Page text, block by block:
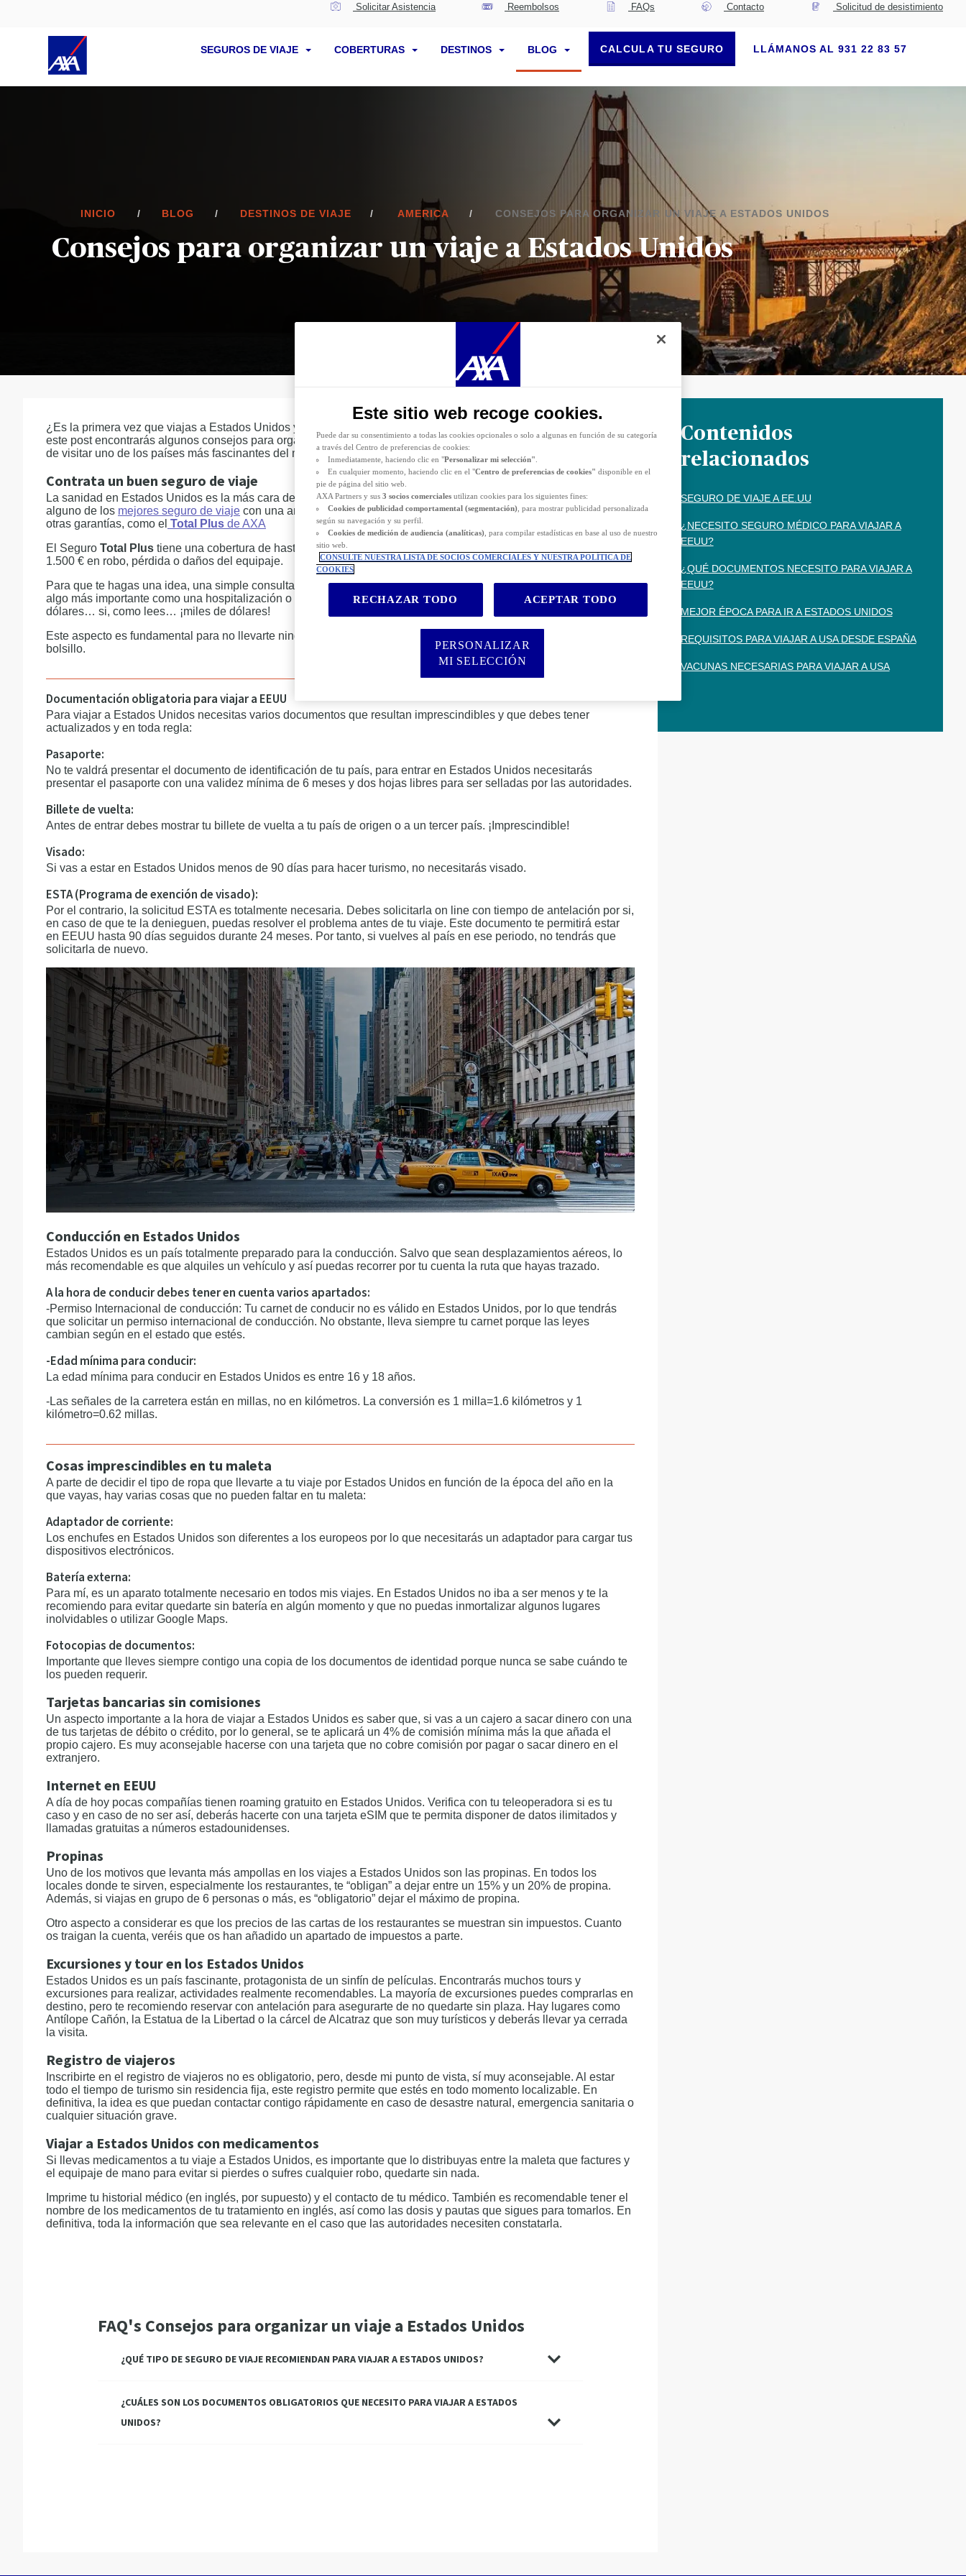
Solicitar Asistencia Reembolsos FAQs Contacto Solicitud de desistimiento
SEGUROS DE VIAJE COBERTURAS DESTINOS BLOG CALCULA TU SEGURO LLÁMANOS AL 931 22 83 57
INICIO BLOG DESTINOS DE VIAJE AMERICA CONSEJOS PARA ORGANIZAR UN VIAJE A ESTADOS UNIDOS
Consejos para organizar un viaje a Estados Unidos
¿Es la primera vez que viajas a Estados Unidos y no tienes claro qué necesitas? No te preocupes que a lo largo de
este post encontrarás algunos consejos para organizar tu viaje a EEUU y puedas cumplir a la perfección el sueño
de visitar uno de los países más fascinantes del mundo.
Contrata un buen seguro de viaje
La sanidad en Estados Unidos es la más cara del planeta, por lo que lo primero que debes hacer es contratar
alguno de los mejores seguro de viaje con una amplia cobertura médica, repatriación y traslado sanitario, entre
otras garantías, como el Total Plus de AXA
El Seguro Total Plus tiene una cobertura de hasta 5.000.000 € en gastos médicos, regreso anticipado y hasta
1.500 € en robo, pérdida o daños del equipaje.
Para que te hagas una idea, una simple consulta médica en EEUU puede costarte entre 300 y 500 dólares. Si es
algo más importante como una hospitalización o una fractura de hueso, podemos estar hablando de varios miles de
dólares… si, como lees… ¡miles de dólares!
Este aspecto es fundamental para no llevarte ninguna sorpresa desagradable que te vaya a arruinar el viaje y tu
bolsillo.
Documentación obligatoria para viajar a EEUU
Para viajar a Estados Unidos necesitas varios documentos que resultan imprescindibles y que debes tener
actualizados y en toda regla:
Pasaporte:
No te valdrá presentar el documento de identificación de tu país, para entrar en Estados Unidos necesitarás
presentar el pasaporte con una validez mínima de 6 meses y dos hojas libres para ser selladas por las autoridades.
Billete de vuelta:
Antes de entrar debes mostrar tu billete de vuelta a tu país de origen o a un tercer país. ¡Imprescindible!
Visado:
Si vas a estar en Estados Unidos menos de 90 días para hacer turismo, no necesitarás visado.
ESTA (Programa de exención de visado):
Por el contrario, la solicitud ESTA es totalmente necesaria. Debes solicitarla on line con tiempo de antelación por si,
en caso de que te la denieguen, puedas resolver el problema antes de tu viaje. Este documento te permitirá estar
en EEUU hasta 90 días seguidos durante 24 meses. Por tanto, si vuelves al país en ese periodo, no tendrás que
solicitarla de nuevo.
Conducción en Estados Unidos
Estados Unidos es un país totalmente preparado para la conducción. Salvo que sean desplazamientos aéreos, lo
más recomendable es que alquiles un vehículo y así puedas recorrer por tu cuenta la ruta que hayas trazado.
A la hora de conducir debes tener en cuenta varios apartados:
-Permiso Internacional de conducción: Tu carnet de conducir no es válido en Estados Unidos, por lo que tendrás
que solicitar un permiso internacional de conducción. No obstante, lleva siempre tu carnet porque las leyes
cambian según en el estado que estés.
-Edad mínima para conducir:
La edad mínima para conducir en Estados Unidos es entre 16 y 18 años.
-Las señales de la carretera están en millas, no en kilómetros. La conversión es 1 milla=1.6 kilómetros y 1
kilómetro=0.62 millas.
Cosas imprescindibles en tu maleta
A parte de decidir el tipo de ropa que llevarte a tu viaje por Estados Unidos en función de la época del año en la
que vayas, hay varias cosas que no pueden faltar en tu maleta:
Adaptador de corriente:
Los enchufes en Estados Unidos son diferentes a los europeos por lo que necesitarás un adaptador para cargar tus
dispositivos electrónicos.
Batería externa:
Para mí, es un aparato totalmente necesario en todos mis viajes. En Estados Unidos no iba a ser menos y te la
recomiendo para evitar quedarte sin batería en algún momento y que no puedas inmortalizar algunos lugares
inolvidables o utilizar Google Maps.
Fotocopias de documentos:
Importante que lleves siempre contigo una copia de los documentos de identidad porque nunca se sabe cuándo te
los pueden requerir.
Tarjetas bancarias sin comisiones
Un aspecto importante a la hora de viajar a Estados Unidos es saber que, si vas a un cajero a sacar dinero con una
de tus tarjetas de débito o crédito, por lo general, se te aplicará un 4% de comisión mínima más la que añada el
propio cajero. Es muy aconsejable hacerse con una tarjeta que no cobre comisión por pagar o sacar dinero en el
extranjero.
Internet en EEUU
A día de hoy pocas compañías tienen roaming gratuito en Estados Unidos. Verifica con tu teleoperadora si es tu
caso y en caso de no ser así, deberás hacerte con una tarjeta eSIM que te permita disponer de datos ilimitados y
llamadas gratuitas a números estadounidenses.
Propinas
Uno de los motivos que levanta más ampollas en los viajes a Estados Unidos son las propinas. En todos los
locales donde te sirven, especialmente los restaurantes, te “obligan” a dejar entre un 15% y un 20% de propina.
Además, si viajas en grupo de 6 personas o más, es “obligatorio” dejar el máximo de propina.
Otro aspecto a considerar es que los precios de las cartas de los restaurantes se muestran sin impuestos. Cuanto
os traigan la cuenta, veréis que os han añadido un apartado de impuestos a parte.
Excursiones y tour en los Estados Unidos
Estados Unidos es un país fascinante, protagonista de un sinfín de películas. Encontrarás muchos tours y
excursiones para realizar, actividades realmente recomendables. La mayoría de excursiones puedes comprarlas en
destino, pero te recomiendo reservar con antelación para asegurarte de no quedarte sin plaza. Hay lugares como
Antílope Cañón, la Estatua de la Libertad o la cárcel de Alcatraz que son muy turísticos y deberás llevar ya cerrada
la visita.
Registro de viajeros
Inscribirte en el registro de viajeros no es obligatorio, pero, desde mi punto de vista, sí muy aconsejable. Al estar
todo el tiempo de turismo sin residencia fija, este registro permite que estés en todo momento localizable. En
definitiva, la idea es que puedan contactar contigo rápidamente en caso de desastre natural, emergencia sanitaria o
cualquier situación grave.
Viajar a Estados Unidos con medicamentos
Si llevas medicamentos a tu viaje a Estados Unidos, es importante que lo distribuyas entre la maleta que factures y
el equipaje de mano para evitar si pierdes o sufres cualquier robo, quedarte sin nada.
Imprime tu historial médico (en inglés, por supuesto) y el contacto de tu médico. También es recomendable tener el
nombre de los medicamentos de tu tratamiento en inglés, así como las dosis y pautas que sigues para tomarlos. En
definitiva, toda la información que sea relevante en el caso que las autoridades necesiten constatarla.
FAQ's Consejos para organizar un viaje a Estados Unidos
¿QUÉ TIPO DE SEGURO DE VIAJE RECOMIENDAN PARA VIAJAR A ESTADOS UNIDOS?
¿CUÁLES SON LOS DOCUMENTOS OBLIGATORIOS QUE NECESITO PARA VIAJAR A ESTADOS
UNIDOS?
Contenidos
relacionados
SEGURO DE VIAJE A EE.UU
¿NECESITO SEGURO MÉDICO PARA VIAJAR A
EEUU?
¿QUÉ DOCUMENTOS NECESITO PARA VIAJAR A
EEUU?
MEJOR ÉPOCA PARA IR A ESTADOS UNIDOS
REQUISITOS PARA VIAJAR A USA DESDE ESPAÑA
VACUNAS NECESARIAS PARA VIAJAR A USA
Este sitio web recoge cookies.
cookies funcionales y técnicas
necesarias). También puede consentir el depósito de cookies opcionales, ya sea por parte de AXA
Partners o de terceros proveedores, para los fines descritos a continuación.
(estrictamente necesarias) se eliminan durante la navegación por el
sitio web. AXA Partners o terceros proveedores pueden depositar cookies opcionales para los fines que
Tiene la posibilidad deaceptaro rechazar el depósito de cookies. Almacenaremos sus preferencias
Puede dar su consentimiento a todas las cookies opcionales o solo a algunas en función de su categoría
a través del Centro de preferencias de cookies:
Inmediatamente, haciendo clic en "Personalizar mi selección"
En cualquier momento, haciendo clic en el "Centro de preferencias de cookies" disponible en el
pie de página del sitio web.
AXA Partners y sus3 socios comerciales utilizan cookies para los siguientes fines:
Cookies de publicidad comportamental (segmentación), para mostrar publicidad personalizada
según su navegación y su perfil.
Cookies de medición de audiencia (analíticas), para compilar estadísticas en base al uso de nuestro
sitio web.
CONSULTE NUESTRA LISTA DE SOCIOS COMERCIALES Y NUESTRA POLÍTICA DE
COOKIES
PERSONALIZAR
MI SELECCIÓN
RECHAZAR TODO ACEPTAR TODO